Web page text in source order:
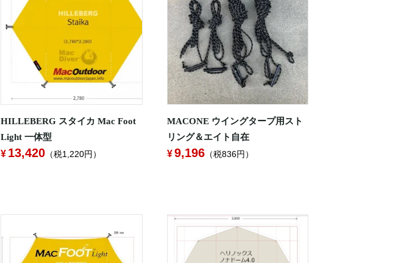
HILLEBERG スタイカ Mac Foot
Light 一体型
13,420 （税1,220円）
MACONE ウイングタープ用スト
リング＆エイト自在
9,196（税836円）